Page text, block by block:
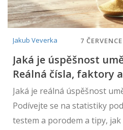
Jakub Veverka 7
Jaká je úspěšnost
Reálná čísla, faktory
Jaká je reálná úspěšnost
Podívejte se na statistiky
testem a porodem a tipy, jak